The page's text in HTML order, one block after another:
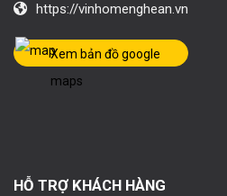
https://vinhomenghean.vn
Xem bản đồ google
maps
HỖ TRỢ KHÁCH HÀNG